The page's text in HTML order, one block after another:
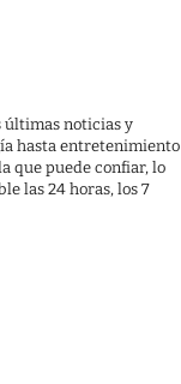
últimas noticias y
hasta entretenimiento
que puede confiar, lo
las 24 horas, los 7